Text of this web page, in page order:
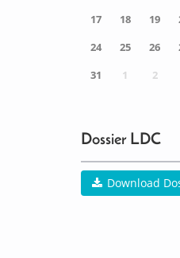
17
18 19
24
25 26
31
1 2
Dossier LDC
Download